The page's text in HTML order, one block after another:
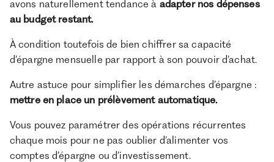
avons naturellement tendance à adapter nos dépenses
au budget restant.
À condition toutefois de bien chiffrer sa capacité
d’épargne mensuelle par rapport à son pouvoir d’achat.
Autre astuce pour simplifier les démarches d’épargne :
mettre en place un prélèvement automatique.
Vous pouvez paramétrer des opérations récurrentes
chaque mois pour ne pas oublier d’alimenter vos
comptes d’épargne ou d’investissement.